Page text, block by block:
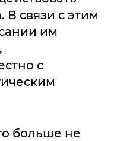
В связи с этим
им
с
больше не